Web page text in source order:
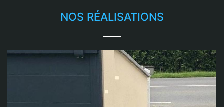
NOS RÉALISATIONS